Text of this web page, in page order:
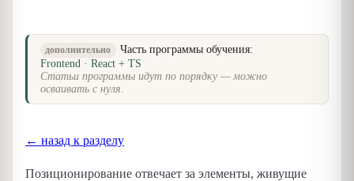
дополнительно
Часть программы обучения:
Frontend · React + TS
Статьи программы идут по порядку — можно
осваивать с нуля.
← назад к разделу
Позиционирование отвечает за элементы, живущие